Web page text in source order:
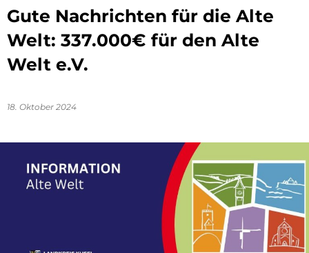
Gute Nachrichten für die Alte
Welt: 337.000€ für den Alte
Welt e.V.
18. Oktober 2024